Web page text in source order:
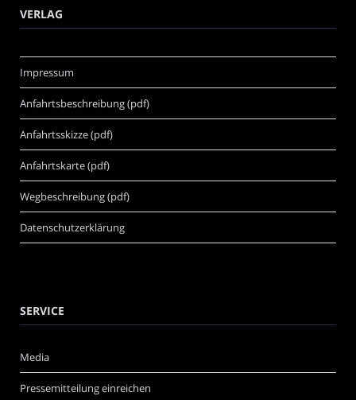
VERLAG
Impressum
Anfahrtsbeschreibung (pdf)
Anfahrtsskizze (pdf)
Anfahrtskarte (pdf)
Wegbeschreibung (pdf)
Datenschutzerklärung
SERVICE
Media
Pressemitteilung einreichen